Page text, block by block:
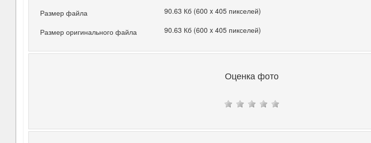
Размер файла
90.63 Кб (600 x 405 пикселей)
Размер оригинального файла 90.63 Кб (600 x 405 пикселей)
Оценка фото